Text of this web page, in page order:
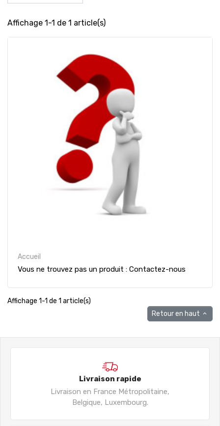
Affichage 1-1 de 1 article(s)
Accueil
Vous ne trouvez pas un produit : Contactez-nous
Affichage 1-1 de 1 article(s)
Retour en haut 
Livraison rapide
Livraison en France Métropolitaine,
Belgique, Luxembourg.